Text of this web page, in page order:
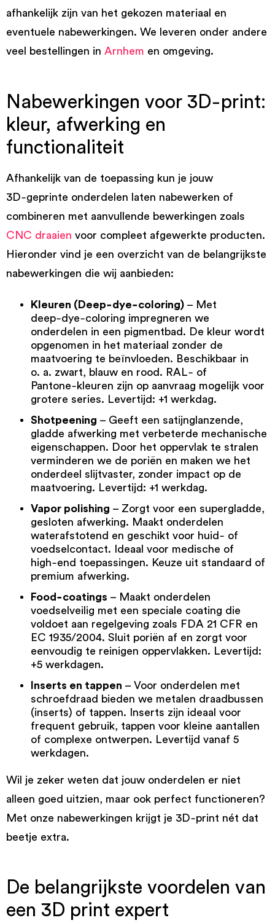
afhankelijk zijn van het gekozen materiaal en
eventuele nabewerkingen. We leveren onder andere
veel bestellingen in Arnhem en omgeving.
Nabewerkingen voor 3D‑print:
kleur, afwerking en
functionaliteit
Afhankelijk van de toepassing kun je jouw
3D‑geprinte onderdelen laten nabewerken of
combineren met aanvullende bewerkingen zoals
CNC draaien voor compleet afgewerkte producten.
Hieronder vind je een overzicht van de belangrijkste
nabewerkingen die wij aanbieden:
Kleuren (Deep‑dye‑coloring) – Met
deep‑dye‑coloring impregneren we
onderdelen in een pigmentbad. De kleur wordt
opgenomen in het materiaal zonder de
maatvoering te beïnvloeden. Beschikbaar in
o. a. zwart, blauw en rood. RAL‑ of
Pantone‑kleuren zijn op aanvraag mogelijk voor
grotere series. Levertijd: +1 werkdag.
Shotpeening – Geeft een satijnglanzende,
gladde afwerking met verbeterde mechanische
eigenschappen. Door het oppervlak te stralen
verminderen we de poriën en maken we het
onderdeel slijtvaster, zonder impact op de
maatvoering. Levertijd: +1 werkdag.
Vapor polishing – Zorgt voor een supergladde,
gesloten afwerking. Maakt onderdelen
waterafstotend en geschikt voor huid‑ of
voedselcontact. Ideaal voor medische of
high‑end toepassingen. Keuze uit standaard of
premium afwerking.
Food‑coatings – Maakt onderdelen
voedselveilig met een speciale coating die
voldoet aan regelgeving zoals FDA 21 CFR en
EC 1935/2004. Sluit poriën af en zorgt voor
eenvoudig te reinigen oppervlakken. Levertijd:
+5 werkdagen.
Inserts en tappen – Voor onderdelen met
schroefdraad bieden we metalen draadbussen
(inserts) of tappen. Inserts zijn ideaal voor
frequent gebruik, tappen voor kleine aantallen
of complexe ontwerpen. Levertijd vanaf 5
werkdagen.
Wil je zeker weten dat jouw onderdelen er niet
alleen goed uitzien, maar ook perfect functioneren?
Met onze nabewerkingen krijgt je 3D‑print nét dat
beetje extra.
De belangrijkste voordelen van
een 3D print expert